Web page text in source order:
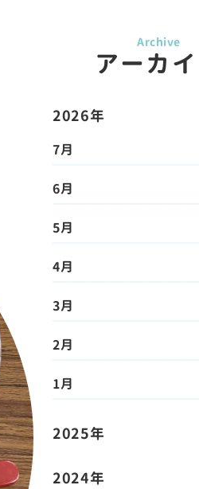
アーカ
2026年
7月
6月
5月
4月
3月
2月
1月
2025年
2024年